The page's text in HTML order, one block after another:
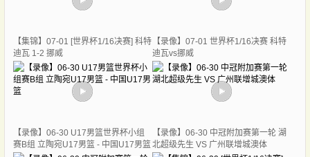
【集锦】07-01 [世界杯1/16决赛] 科特
迪瓦 1-2 挪威
【录像】07-01 世界杯1/16决赛 科特
迪瓦vs挪威
【录像】06-30 U17男篮世界杯小组
赛B组 立陶宛U17男篮 - 中国U17男篮
【录像】06-30 中冠附加赛第一轮 湖
北超级先生 VS 广州联增城澳体